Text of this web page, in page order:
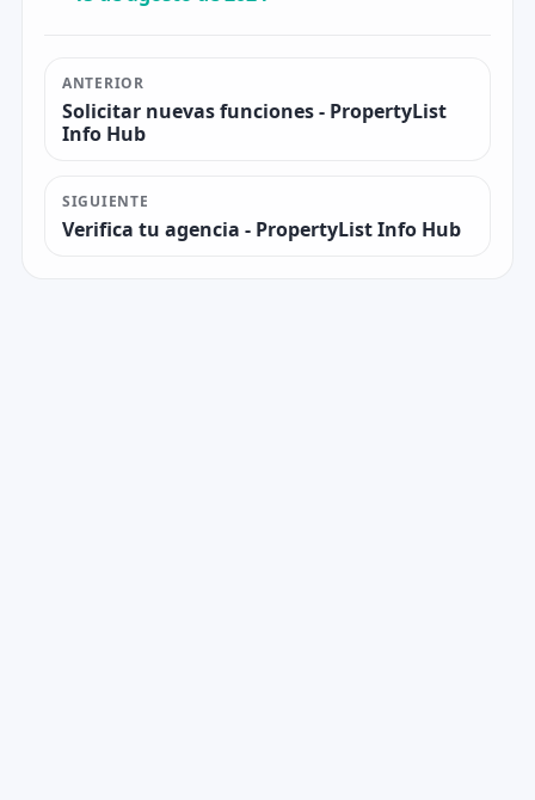
ANTERIOR
Solicitar nuevas funciones - PropertyList
Info Hub
SIGUIENTE
Verifica tu agencia - PropertyList Info Hub